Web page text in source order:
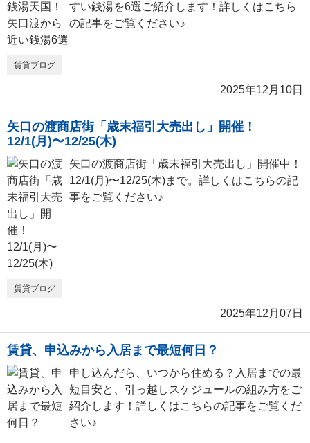
すい銭湯を6選ご紹介します！詳しくはこちら
の記事をご覧ください♪
賃貸ブログ
2025年12月10日
矢口の渡商店街「歳末福引大売出し」開催！
12/1(月)〜12/25(木)
矢口の渡商店街「歳末福引大売出し」開催中！
12/1(月)〜12/25(木)まで。詳しくはこちらの記
事をご覧ください♪
賃貸ブログ
2025年12月07日
賃貸、申込みから入居まで最短何日？
申し込んだら、いつから住める？入居までの最
短目安と、引っ越しスケジュールの組み方をご
紹介します！詳しくはこちらの記事をご覧くだ
さい♪